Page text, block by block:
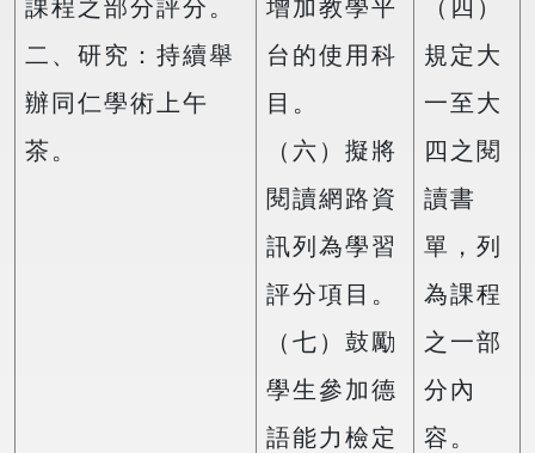
課程之部分評分。
二、研究：持續舉
辦同仁學術上午
茶。
增加教學平
台的使用科
目。
（六）擬將
閱讀網路資
訊列為學習
評分項目。
（七）鼓勵
學生參加德
語能力檢定
（四）
規定大
一至大
四之閱
讀書
單，列
為課程
之一部
分內
容。